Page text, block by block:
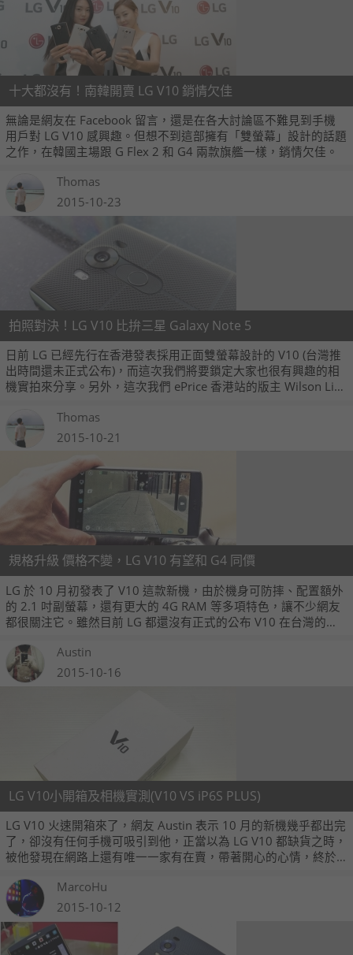
十大都沒有！南韓開賣 LG V10 銷情欠佳
無論是網友在 Facebook 留言，還是在各大討論區不難見到手機
用戶對 LG V10 感興趣。但想不到這部擁有「雙螢幕」設計的話題
之作，在韓國主場跟 G Flex 2 和 G4 兩款旗艦一樣，銷情欠佳。
Thomas
2015-10-23
拍照對決！LG V10 比拚三星 Galaxy Note 5
日前 LG 已經先行在香港發表採用正面雙螢幕設計的 V10 (台灣推
出時間還未正式公布)，而這次我們將要鎖定大家也很有興趣的相
機實拍來分享。另外，這次我們 ePrice 香港站的版主 Wilson Li，
準的三星 Galaxy Note 5，要來比對一下到底哪一款手機的拍照效
果比較出色。
Thomas
2015-10-21
規格升級 價格不變，LG V10 有望和 G4 同價
LG 於 10 月初發表了 V10 這款新機，由於機身可防摔、配置額外
的 2.1 吋副螢幕，還有更大的 4G RAM 等多項特色，讓不少網友
都很關注它。雖然目前 LG 都還沒有正式的公布 V10 在台灣的發
和當初 G4 的台灣定價相同，都是 20,900 元。
Austin
2015-10-16
LG V10小開箱及相機實測(V10 VS iP6S PLUS)
LG V10 火速開箱來了，網友 Austin 表示 10 月的新機幾乎都出完
了，卻沒有任何手機可吸引到他，正當以為 LG V10 都缺貨之時，
被他發現在網路上還有唯一一家有在賣，帶著開心的心情，終於
MarcoHu
2015-10-12